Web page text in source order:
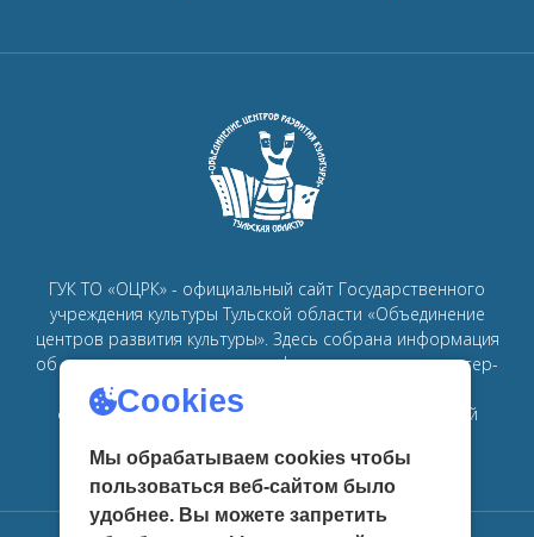
ГУК ТО «ОЦРК» - официальный сайт Государственного
учреждения культуры Тульской области «Объединение
центров развития культуры». Здесь собрана информация
об основных мероприятиях, афишах, спектаклях, мастер-
классах, семинарах, главных новостях в рамках
объединенияцентров развития культуры в Тульской
Cookies
Мы обрабатываем cookies чтобы
пользоваться веб-сайтом было
удобнее. Вы можете запретить